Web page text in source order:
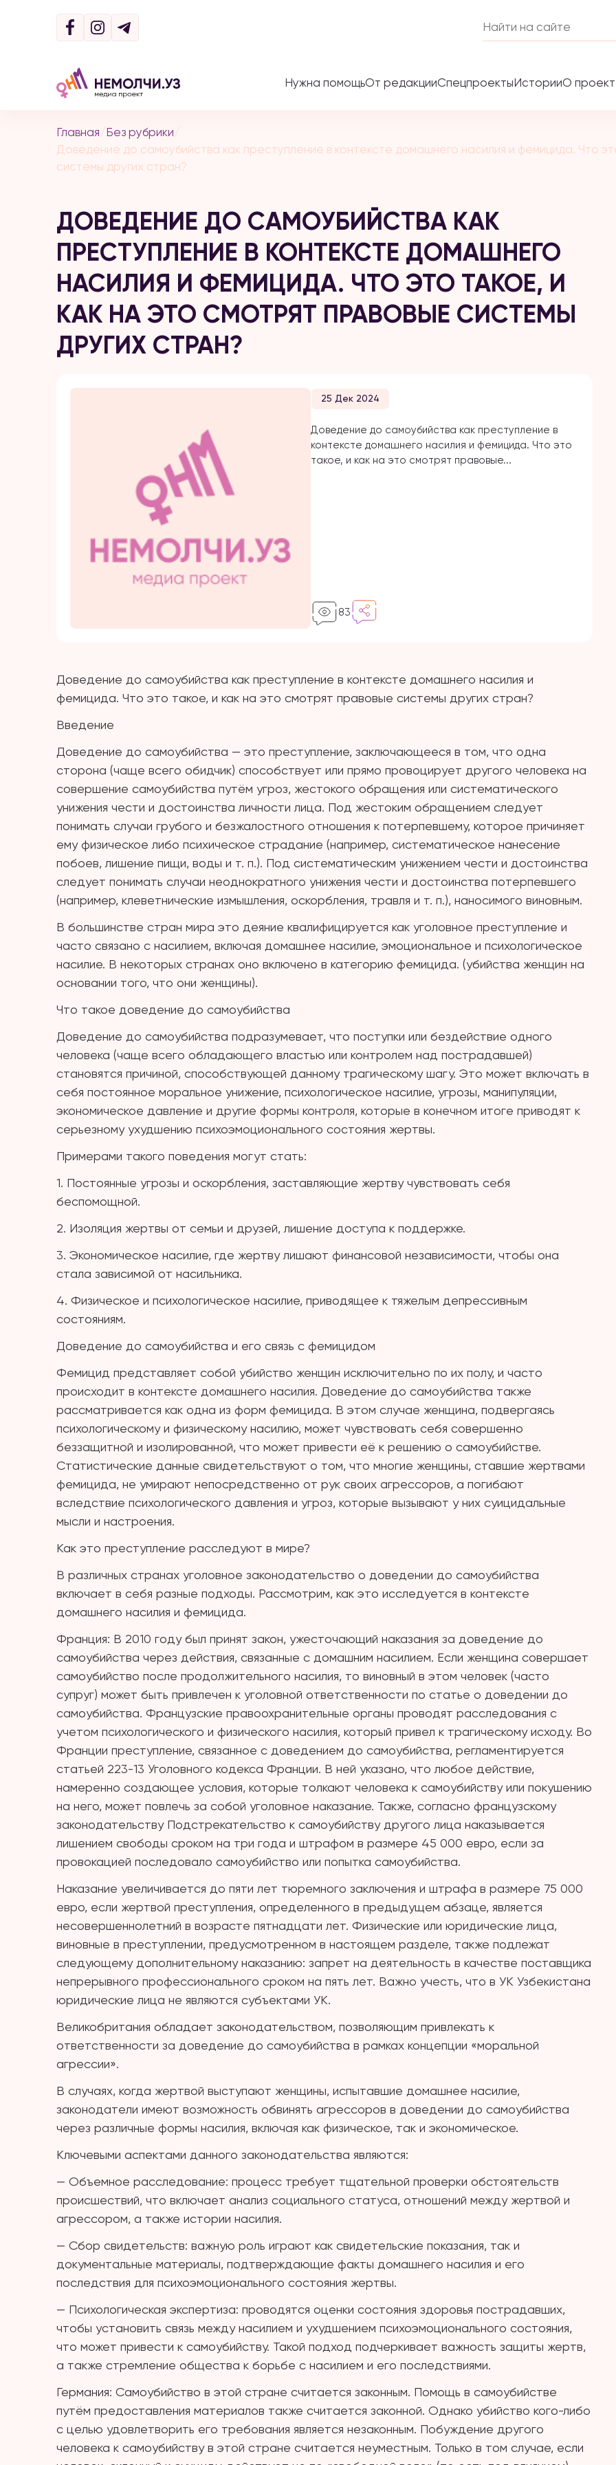
Нужна помощьОт редакцииСпецпроектыИсторииО
Главная/Без рубрики/
Доведение до самоубийства как преступление в контексте домашнего насилия и фемицида. Что
системы других стран?
ДОВЕДЕНИЕ ДО САМОУБИЙСТВА КАК
ПРЕСТУПЛЕНИЕ В КОНТЕКСТЕ ДОМАШНЕГО
НАСИЛИЯ И ФЕМИЦИДА. ЧТО ЭТО ТАКОЕ, И
КАК НА ЭТО СМОТРЯТ ПРАВОВЫЕ СИСТЕМЫ
ДРУГИХ СТРАН?
25 Дек 2024
Доведение до самоубийства как преступление в
контексте домашнего насилия и фемицида. Что это
такое, и как на это смотрят правовые...
83
Доведение до самоубийства как преступление в контексте домашнего насилия и
фемицида. Что это такое, и как на это смотрят правовые системы других стран?
Введение
Доведение до самоубийства — это преступление, заключающееся в том, что одна
сторона (чаще всего обидчик) способствует или прямо провоцирует другого человека на
совершение самоубийства путём угроз, жестокого обращения или систематического
унижения чести и достоинства личности лица. Под жестоким обращением следует
понимать случаи грубого и безжалостного отношения к потерпевшему, которое причиняет
ему физическое либо психическое страдание (например, систематическое нанесение
побоев, лишение пищи, воды и т. п.). Под систематическим унижением чести и достоинства
следует понимать случаи неоднократного унижения чести и достоинства потерпевшего
(например, клеветнические измышления, оскорбления, травля и т. п.), наносимого виновным.
В большинстве стран мира это деяние квалифицируется как уголовное преступление и
часто связано с насилием, включая домашнее насилие, эмоциональное и психологическое
насилие. В некоторых странах оно включено в категорию фемицида. (убийства женщин на
основании того, что они женщины).
Что такое доведение до самоубийства
Доведение до самоубийства подразумевает, что поступки или бездействие одного
человека (чаще всего обладающего властью или контролем над пострадавшей)
становятся причиной, способствующей данному трагическому шагу. Это может включать в
себя постоянное моральное унижение, психологическое насилие, угрозы, манипуляции,
экономическое давление и другие формы контроля, которые в конечном итоге приводят к
серьезному ухудшению психоэмоционального состояния жертвы.
Примерами такого поведения могут стать:
1. Постоянные угрозы и оскорбления, заставляющие жертву чувствовать себя
беспомощной.
2. Изоляция жертвы от семьи и друзей, лишение доступа к поддержке.
3. Экономическое насилие, где жертву лишают финансовой независимости, чтобы она
стала зависимой от насильника.
4. Физическое и психологическое насилие, приводящее к тяжелым депрессивным
состояниям.
Доведение до самоубийства и его связь с фемицидом
Фемицид представляет собой убийство женщин исключительно по их полу, и часто
происходит в контексте домашнего насилия. Доведение до самоубийства также
рассматривается как одна из форм фемицида. В этом случае женщина, подвергаясь
психологическому и физическому насилию, может чувствовать себя совершенно
беззащитной и изолированной, что может привести её к решению о самоубийстве.
Статистические данные свидетельствуют о том, что многие женщины, ставшие жертвами
фемицида, не умирают непосредственно от рук своих агрессоров, а погибают
вследствие психологического давления и угроз, которые вызывают у них суицидальные
мысли и настроения.
Как это преступление расследуют в мире?
В различных странах уголовное законодательство о доведении до самоубийства
включает в себя разные подходы. Рассмотрим, как это исследуется в контексте
домашнего насилия и фемицида.
Франция: В 2010 году был принят закон, ужесточающий наказания за доведение до
самоубийства через действия, связанные с домашним насилием. Если женщина совершает
самоубийство после продолжительного насилия, то виновный в этом человек (часто
супруг) может быть привлечен к уголовной ответственности по статье о доведении до
самоубийства. Французские правоохранительные органы проводят расследования с
учетом психологического и физического насилия, который привел к трагическому исходу. Во
Франции преступление, связанное с доведением до самоубийства, регламентируется
статьей 223-13 Уголовного кодекса Франции. В ней указано, что любое действие,
намеренно создающее условия, которые толкают человека к самоубийству или покушению
на него, может повлечь за собой уголовное наказание. Также, согласно французскому
законодательству Подстрекательство к самоубийству другого лица наказывается
лишением свободы сроком на три года и штрафом в размере 45 000 евро, если за
провокацией последовало самоубийство или попытка самоубийства.
Наказание увеличивается до пяти лет тюремного заключения и штрафа в размере 75 000
евро, если жертвой преступления, определенного в предыдущем абзаце, является
несовершеннолетний в возрасте пятнадцати лет. Физические или юридические лица,
виновные в преступлении, предусмотренном в настоящем разделе, также подлежат
следующему дополнительному наказанию: запрет на деятельность в качестве поставщика
непрерывного профессионального сроком на пять лет. Важно учесть, что в УК Узбекистана
юридические лица не являются субъектами УК.
Великобритания обладает законодательством, позволяющим привлекать к
ответственности за доведение до самоубийства в рамках концепции «моральной
агрессии».
В случаях, когда жертвой выступают женщины, испытавшие домашнее насилие,
законодатели имеют возможность обвинять агрессоров в доведении до самоубийства
через различные формы насилия, включая как физическое, так и экономическое.
Ключевыми аспектами данного законодательства являются:
— Объемное расследование: процесс требует тщательной проверки обстоятельств
происшествий, что включает анализ социального статуса, отношений между жертвой и
агрессором, а также истории насилия.
— Сбор свидетельств: важную роль играют как свидетельские показания, так и
документальные материалы, подтверждающие факты домашнего насилия и его
последствия для психоэмоционального состояния жертвы.
— Психологическая экспертиза: проводятся оценки состояния здоровья пострадавших,
чтобы установить связь между насилием и ухудшением психоэмоционального состояния,
что может привести к самоубийству. Такой подход подчеркивает важность защиты жертв,
а также стремление общества к борьбе с насилием и его последствиями.
Германия: Самоубийство в этой стране считается законным. Помощь в самоубийстве
путём предоставления материалов также считается законной. Однако убийство кого-либо
с целью удовлетворить его требования является незаконным. Побуждение другого
человека к самоубийству в этой стране считается неуместным. Только в том случае, если